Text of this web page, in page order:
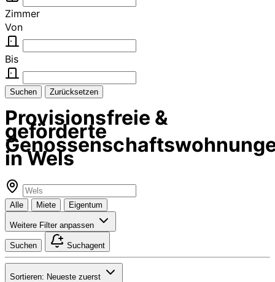
Zimmer
Von
Bis
Suchen Zurücksetzen
Provisionsfreie &
geförderte
in Wels
Alle Miete Eigentum
Weitere Filter anpassen
Suchen Suchagent
Sortieren: Neueste zuerst